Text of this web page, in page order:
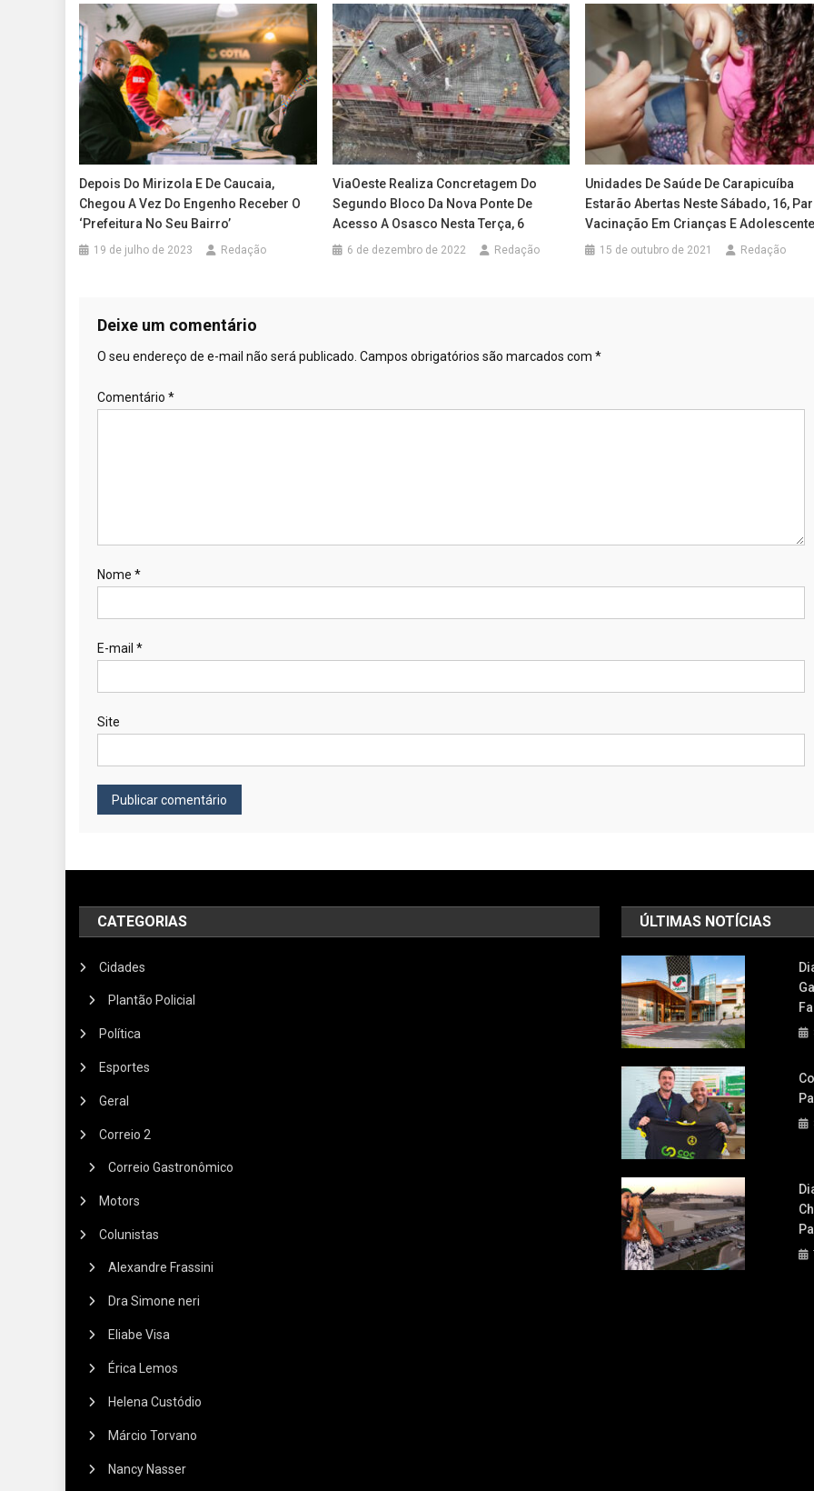
Depois Do Mirizola E De Caucaia,
Chegou A Vez Do Engenho Receber O
‘Prefeitura No Seu Bairro’
19 de julho de 2023 Redação
ViaOeste Realiza Concretagem Do
Segundo Bloco Da Nova Ponte De
Acesso A Osasco Nesta Terça, 6
6 de dezembro de 2022 Redação
Unidades De Saúde De Carapicuíba
Estarão Abertas Neste Sábado, 16,
Vacinação Em Crianças E
15 de outubro de 2021 Redação
Deixe um comentário
O seu endereço de e-mail não será publicado. Campos obrigatórios são marcados com *
Comentário *
Nome *
E-mail *
Site
CATEGORIAS
Cidades
Plantão Policial
Política
Esportes
Geral
Correio 2
Correio Gastronômico
Motors
Colunistas
Alexandre Frassini
Dra Simone neri
Eliabe Visa
Érica Lemos
Helena Custódio
Márcio Torvano
Nancy Nasser
ÚLTIMAS NOTÍCIAS